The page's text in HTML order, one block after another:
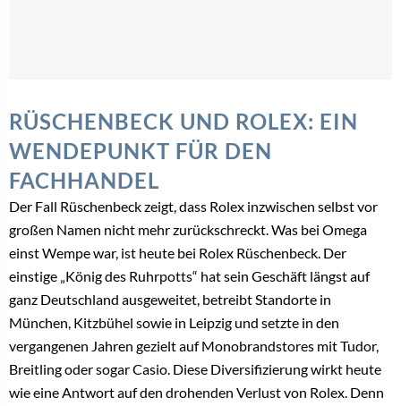
RÜSCHENBECK UND ROLEX: EIN
WENDEPUNKT FÜR DEN
FACHHANDEL
Der Fall Rüschenbeck zeigt, dass Rolex inzwischen selbst vor
großen Namen nicht mehr zurückschreckt. Was bei Omega
einst Wempe war, ist heute bei Rolex Rüschenbeck. Der
einstige „König des Ruhrpotts“ hat sein Geschäft längst auf
ganz Deutschland ausgeweitet, betreibt Standorte in
München, Kitzbühel sowie in Leipzig und setzte in den
vergangenen Jahren gezielt auf Monobrandstores mit Tudor,
Breitling oder sogar Casio. Diese Diversifizierung wirkt heute
wie eine Antwort auf den drohenden Verlust von Rolex. Denn